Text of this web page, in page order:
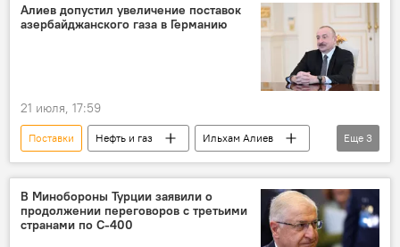
Алиев допустил увеличение поставок
азербайджанского газа в Германию
21 июля, 17:59
Поставки Нефть и газ
Ильхам Алиев
Германия
Газ Нефть
Еще 3
В Минобороны Турции заявили о
продолжении переговоров с третьими
странами по С-400